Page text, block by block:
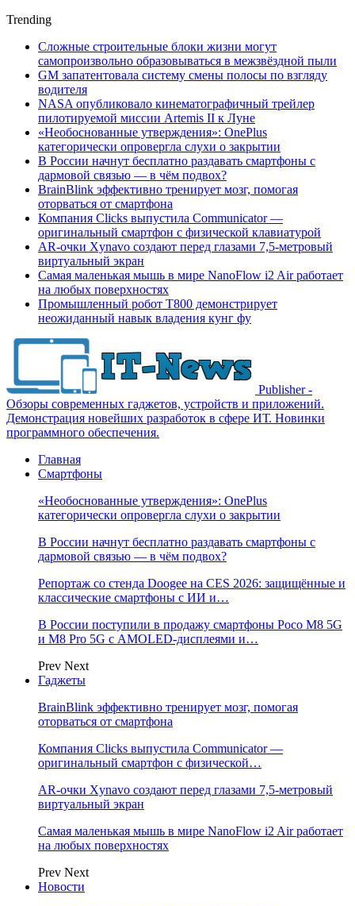
Trending
Сложные строительные блоки жизни могут
самопроизвольно образовываться в межзвёздной пыли
GM запатентовала систему смены полосы по взгляду
водителя
NASA опубликовало кинематографичный трейлер
пилотируемой миссии Artemis II к Луне
«Необоснованные утверждения»: OnePlus
категорически опровергла слухи о закрытии
В России начнут бесплатно раздавать смартфоны с
дармовой связью — в чём подвох?
BrainBlink эффективно тренирует мозг, помогая
оторваться от смартфона
Компания Clicks выпустила Communicator —
оригинальный смартфон с физической клавиатурой
AR-очки Xynavo создают перед глазами 7,5-метровый
виртуальный экран
Самая маленькая мышь в мире NanoFlow i2 Air работает
на любых поверхностях
Промышленный робот Т800 демонстрирует
неожиданный навык владения кунг фу
Publisher -
Обзоры современных гаджетов, устройств и приложений.
Демонстрация новейших разработок в сфере ИТ. Новинки
программного обеспечения.
Главная
Смартфоны
«Необоснованные утверждения»: OnePlus
категорически опровергла слухи о закрытии
В России начнут бесплатно раздавать смартфоны с
дармовой связью — в чём подвох?
Репортаж со стенда Doogee на CES 2026: защищённые и
классические смартфоны с ИИ и…
В России поступили в продажу смартфоны Poco M8 5G
и M8 Pro 5G с AMOLED-дисплеями и…
Prev Next
Гаджеты
BrainBlink эффективно тренирует мозг, помогая
оторваться от смартфона
Компания Clicks выпустила Communicator —
оригинальный смартфон с физической…
AR-очки Xynavo создают перед глазами 7,5-метровый
виртуальный экран
Самая маленькая мышь в мире NanoFlow i2 Air работает
на любых поверхностях
Prev Next
Новости